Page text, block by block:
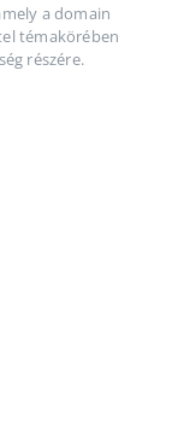
a domain
témakörében
részére.